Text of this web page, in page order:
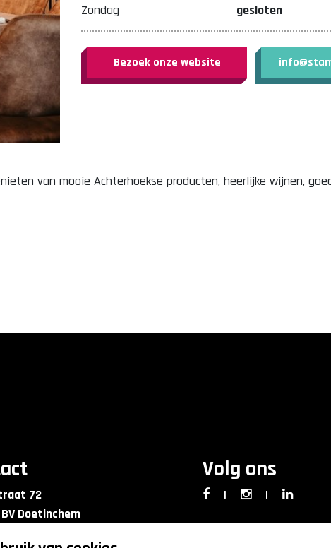
Zondag
gesloten
Bezoek onze website
van mooie Achterhoekse producten, heerlijke wijnen,
72
Doetinchem
- 76 90 09
Volg ons
| |